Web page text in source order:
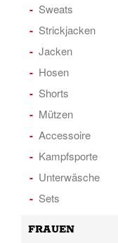
Sweats
Strickjacken
Jacken
Hosen
Shorts
Mützen
Accessoire
Kampfsporte
Unterwäsche
Sets
FRAUEN